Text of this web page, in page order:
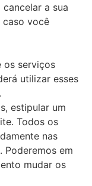
a sua
caso você
os serviços
utilizar esses
estipular um
Todos os
nas
Poderemos em
mudar os